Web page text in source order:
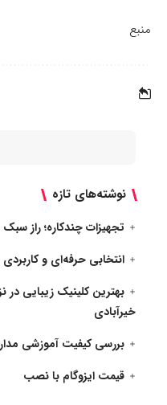
منبع
نوشته‌های تازه
تجهیزات چندکاره؛ راز
انتخابی حرفه‌ای و
بهترین کلینیک زیبایی در
خیرآبادی
بررسی کیفیت آموزشی
قیمت ایزوگام با نصب